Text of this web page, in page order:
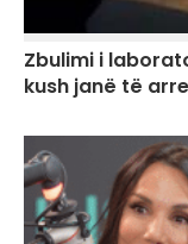
Zbulimi i
kush janë të